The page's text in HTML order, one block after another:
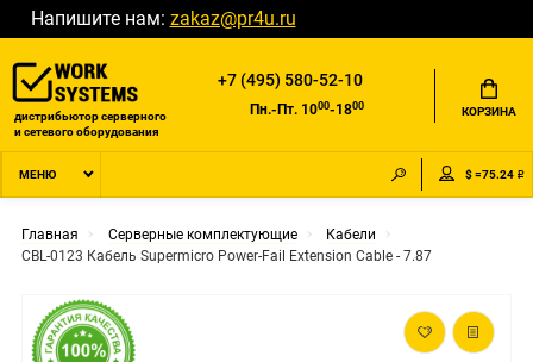
Напишите нам: zakaz@pr4u.ru
дистрибьютор серверного
и сетевого оборудования
+7 (495) 580-52-10
Пн.-Пт. 1000-1800 КОРЗИНА
МЕНЮ $ =75.24 ₽
Главная Серверные комплектующие
Кабели
CBL-0123 Кабель Supermicro Power-Fail Extension Cable - 7.87